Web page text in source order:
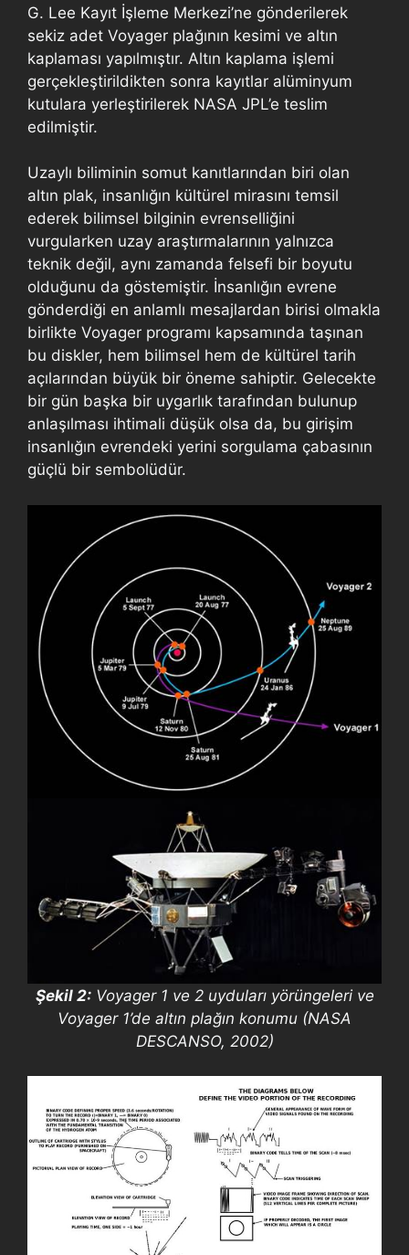
G. Lee Kayıt İşleme Merkezi’ne gönderilerek
sekiz adet Voyager plağının kesimi ve altın
kaplaması yapılmıştır. Altın kaplama işlemi
gerçekleştirildikten sonra kayıtlar alüminyum
kutulara yerleştirilerek NASA JPL’e teslim
edilmiştir.
Uzaylı biliminin somut kanıtlarından biri olan
altın plak, insanlığın kültürel mirasını temsil
ederek bilimsel bilginin evrenselliğini
vurgularken uzay araştırmalarının yalnızca
teknik değil, aynı zamanda felsefi bir boyutu
olduğunu da göstemiştir. İnsanlığın evrene
gönderdiği en anlamlı mesajlardan birisi olmakla
birlikte Voyager programı kapsamında taşınan
bu diskler, hem bilimsel hem de kültürel tarih
açılarından büyük bir öneme sahiptir. Gelecekte
bir gün başka bir uygarlık tarafından bulunup
anlaşılması ihtimali düşük olsa da, bu girişim
insanlığın evrendeki yerini sorgulama çabasının
güçlü bir sembolüdür.
Şekil 2:Voyager 1 ve 2 uyduları yörüngeleri ve
Voyager 1’de altın plağın konumu (NASA
DESCANSO, 2002)